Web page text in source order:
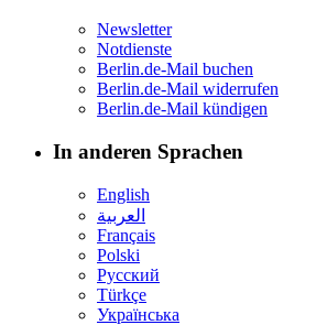
Newsletter
Notdienste
Berlin.de-Mail buchen
Berlin.de-Mail widerrufen
Berlin.de-Mail kündigen
In anderen Sprachen
English
العربية
Français
Polski
Русский
Türkçe
Українська